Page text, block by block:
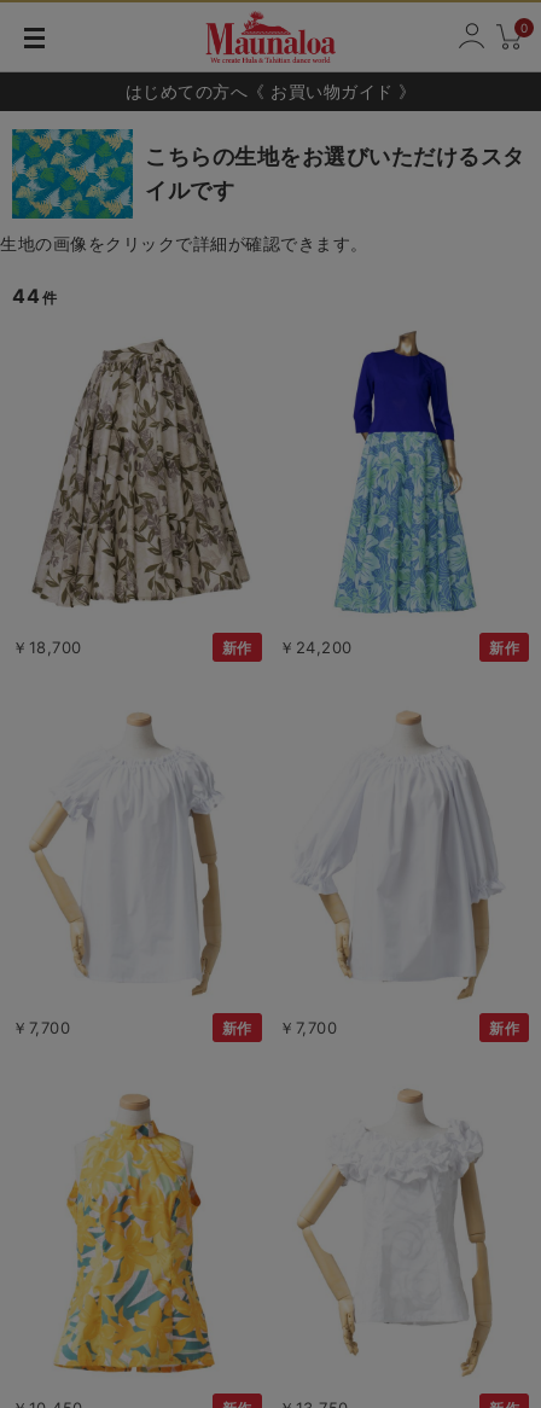
0
はじめての方へ《 お買い物ガイド 》
こちらの生地をお選びいただけるスタ
イルです
生地の画像をクリックで詳細が確認できます。
44 件
￥18,700 新作 ￥24,200 新作
￥7,700 新作 ￥7,700 新作